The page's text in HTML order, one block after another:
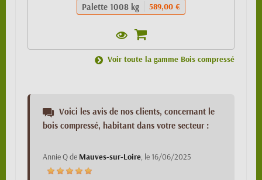
Palette 1008 kg 589,00 €
Voir toute la gamme Bois compressé
Voici les avis de nos clients, concernant le
bois compressé, habitant dans votre secteur :
Annie Qde Mauves-sur-Loire, le 16/06/2025